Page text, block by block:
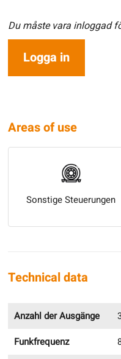
Du måste vara inloggad
Logga in
Areas of use
Sonstige Steuerungen
Technical data
Anzahl der Ausgänge
Funkfrequenz